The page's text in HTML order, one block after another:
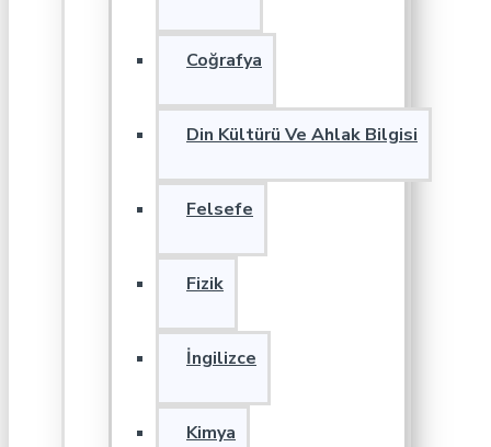
Coğrafya
Din Kültürü Ve Ahlak Bilgisi
Felsefe
Fizik
İngilizce
Kimya